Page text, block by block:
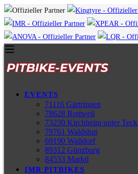
EVENTS
71116 Gärtringen
78628 Rottweil
73230 Kirchheim unter Teck
79761 Waldshut
69190 Walldorf
89312 Günzburg
84533 Marktl
IMR PITBIKES